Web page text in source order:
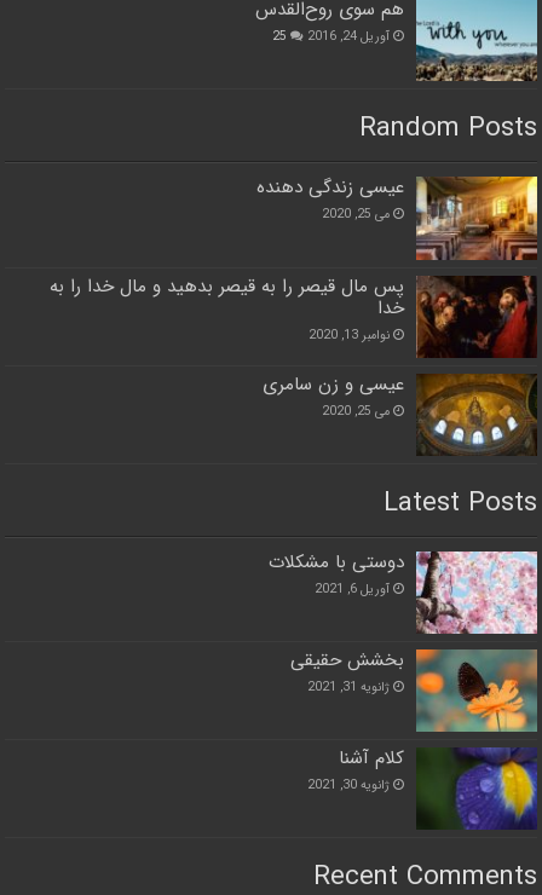
هم سوی روح‌القدس
آوریل 24, 2016 25
Random Posts
عیسی زندگی دهنده
می 25, 2020
پس مال قیصر را به قیصر بدهید و مال خدا را به
خدا
نوامبر 13, 2020
عیسی و زن سامری
می 25, 2020
Latest Posts
دوستی با مشکلات
آوریل 6, 2021
بخشش حقیقی
ژانویه 31, 2021
کلام آشنا
ژانویه 30, 2021
Recent Comments